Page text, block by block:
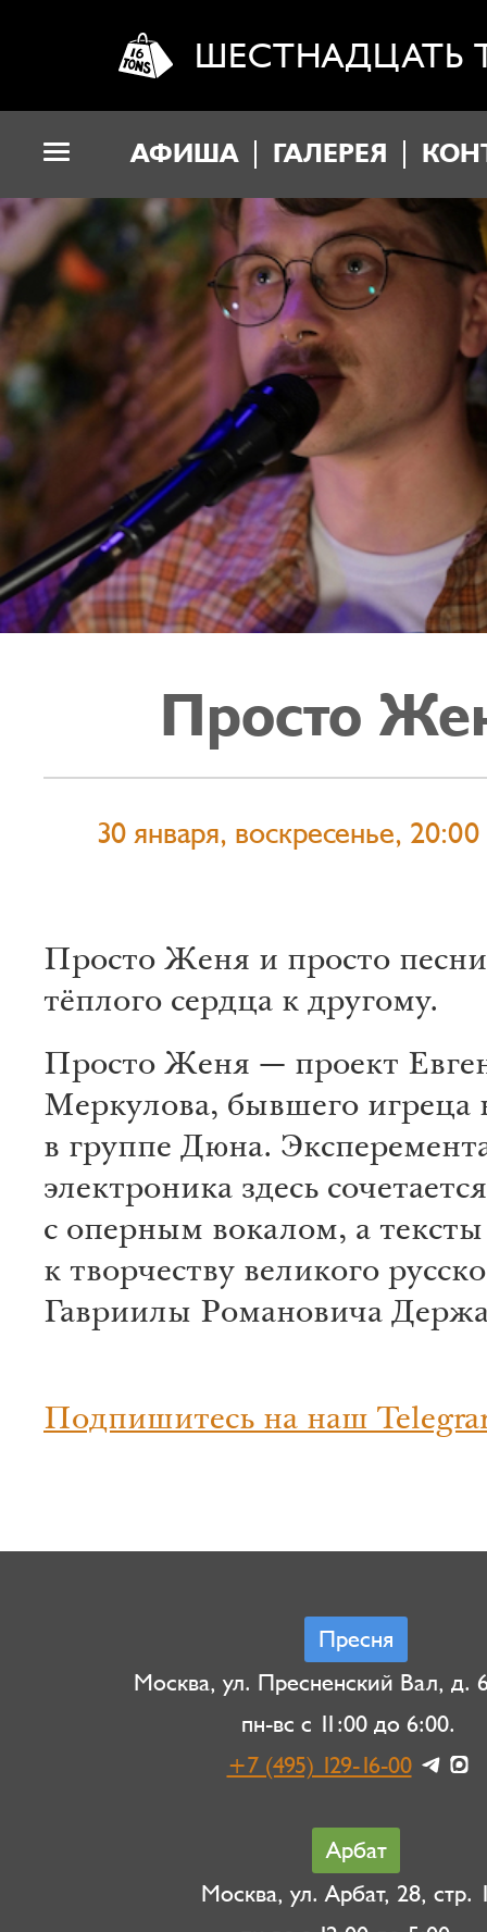
ШЕСТНАДЦАТЬ
АФИША ГАЛЕРЕЯ
Просто
30 января, воскресенье, 20:00
Просто Женя и просто
тёплого сердца к другому.
Просто Женя — проект
Меркулова, бывшего игреца
в группе Дюна.
электроника здесь сочетается
с оперным вокалом, а
к творчеству великого
Гавриилы Романовича
Подпишитесь на наш
Пресня
Москва, ул. Пресненский Вал, д.
пн-вс с 11:00 до 6:00.
+7 (495) 129-16-00
Арбат
Москва, ул. Арбат, 28, стр.